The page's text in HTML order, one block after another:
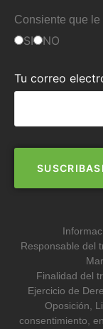
Consiente que le
SI NO
Tu correo
Responsable del
Finalidad del
Ejercicio de
Oposición,
consentimiento,